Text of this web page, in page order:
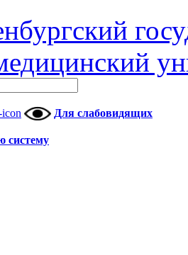
Для слабовидящих
систему